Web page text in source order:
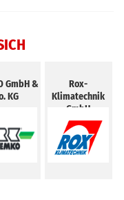
GmbH &
KG
Rox-
Klimatechnik
GmbH